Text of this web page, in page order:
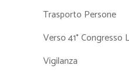
Trasporto Persone
Verso 41° Congresso
Vigilanza